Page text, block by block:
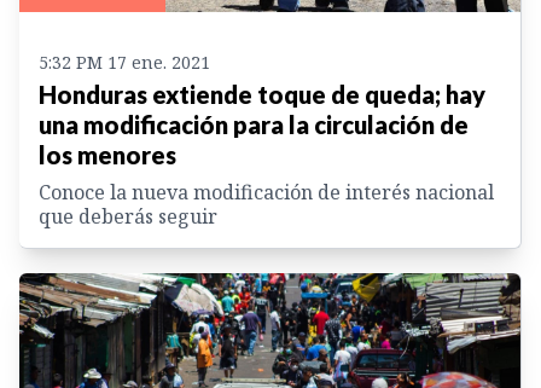
5:32 PM 17 ene. 2021
Honduras extiende toque de queda; hay
una modificación para la circulación de
los menores
Conoce la nueva modificación de interés nacional
que deberás seguir